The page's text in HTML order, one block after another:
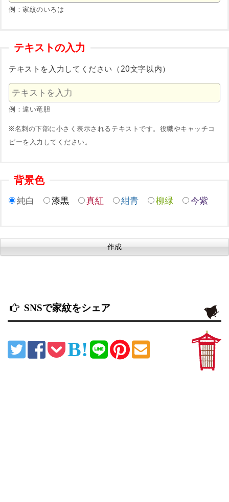
例：家紋のいろは
テキストの入力
テキストを入力してください（20文字以内）
例：違い竜胆
※名刺の下部に小さく表示されるテキストです。役職やキャッチコ
ピーを入力してください。
背景色
純白 漆黒 真紅 紺青 柳緑 今紫
SNSで家紋をシェア